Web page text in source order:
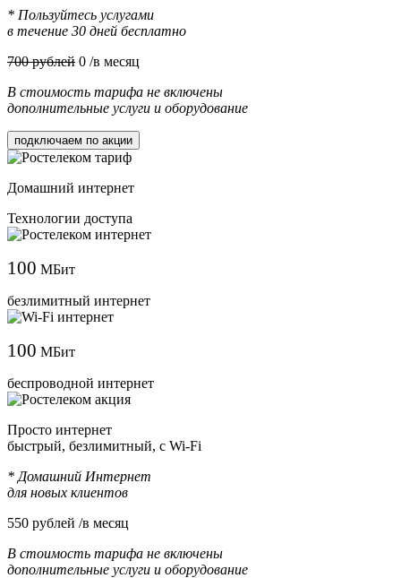
* Пользуйтесь услугами
в течение 30 дней бесплатно
700 рублей 0 /в месяц
В стоимость тарифа не включены
дополнительные услуги и оборудование
подключаем по акции
Домашний интернет
Технологии доступа
100 МБит
безлимитный интернет
100 МБит
беспроводной интернет
Просто интернет
быстрый, безлимитный, с Wi-Fi
* Домашний Интернет
для новых клиентов
550 рублей /в месяц
В стоимость тарифа не включены
дополнительные услуги и оборудование